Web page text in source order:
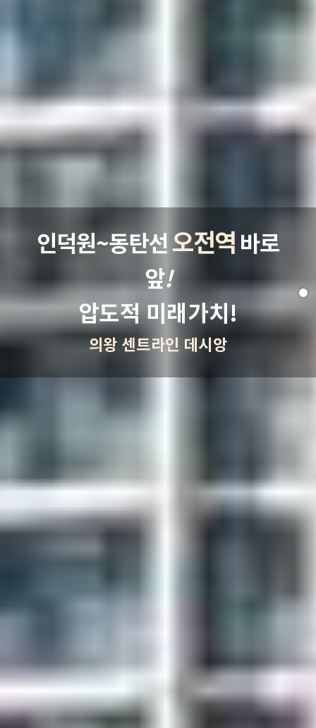
인덕원~동탄선오전역 바로
앞!
압도적 미래가치!
의왕 센트라인 데시앙